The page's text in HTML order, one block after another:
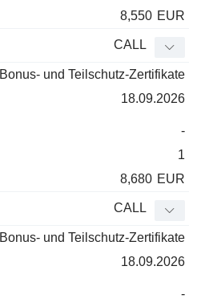
8,550 EUR
CALL
Bonus- und Teilschutz-Zertifikate
18.09.2026
-
1
8,680 EUR
CALL
Bonus- und Teilschutz-Zertifikate
18.09.2026
-